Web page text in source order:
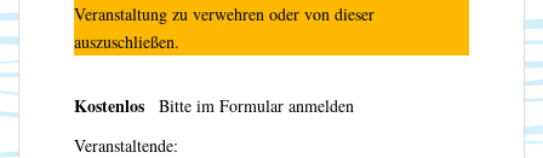
Veranstaltung zu verwehren oder von dieser
auszuschließen.
Kostenlos
Bitte im Formular anmelden
Veranstaltende: